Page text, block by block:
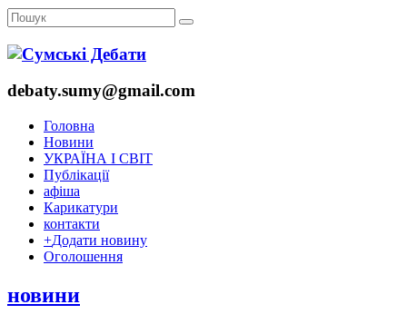
debaty.sumy@gmail.com
Головна
Новини
УКРАЇНА І СВІТ
Публікації
афіша
Карикатури
контакти
+Додати новину
Оголошення
новини